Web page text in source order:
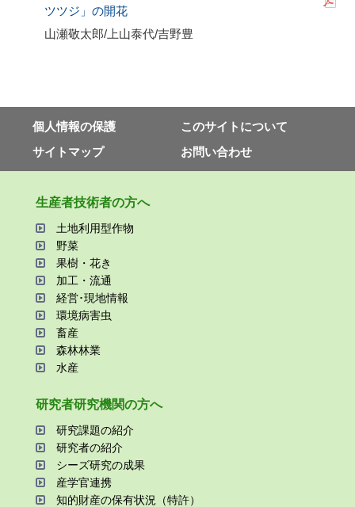
ツツジ」の開花
山瀬敬太郎/ 上山泰代/吉野豊
個⼈情報の保護
このサイトについて
サイトマップ
お問い合わせ
⽣産者技術者の⽅へ
⼟地利⽤型作物
野菜
果樹・花き
加⼯・流通
経営･現地情報
環境病害⾍
畜産
森林林業
⽔産
研究者研究機関の⽅へ
研究課題の紹介
研究者の紹介
シーズ研究の成果
産学官連携
知的財産の保有状況（特許）